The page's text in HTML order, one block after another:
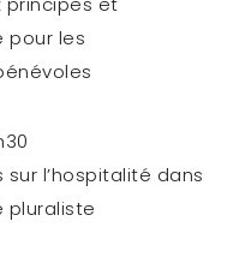
pour les
l’hospitalité dans
pluraliste